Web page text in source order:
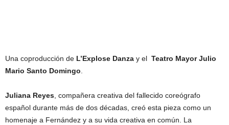
Una coproducción de L’Explose Danza y el Teatro Mayor Julio
Mario Santo Domingo.
Juliana Reyes, compañera creativa del fallecido coreógrafo
español durante más de dos décadas, creó esta pieza como un
homenaje a Fernández y a su vida creativa en común. La